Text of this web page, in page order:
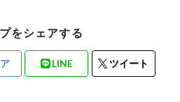
をシェアする
LINE ツイート